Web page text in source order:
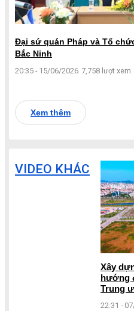
Đại sứ quán Pháp và Tổ
Bắc Ninh
20:35 - 15/06/2026 7,758 lượt xem
Xem thêm
VIDEO KHÁC
Xây
hướng
Trung
22:31 -